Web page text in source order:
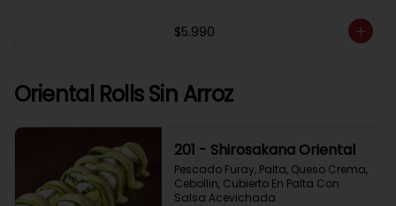
$5.990
Oriental Rolls Sin Arroz
201 - Shirosakana Oriental
Pescado Furay, Palta, Queso Crema,
Cebollin, Cubierto En Palta Con
Salsa Acevichada